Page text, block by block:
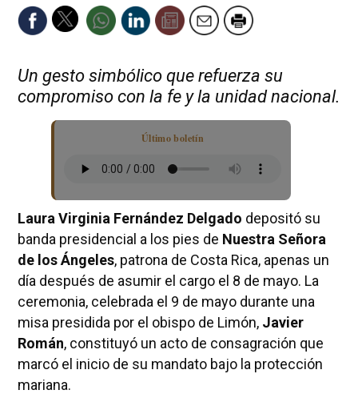
Un gesto simbólico que refuerza su
compromiso con la fe y la unidad nacional.
Último boletín
Laura Virginia Fernández Delgado depositó su
banda presidencial a los pies de Nuestra Señora
de los Ángeles, patrona de Costa Rica, apenas un
día después de asumir el cargo el 8 de mayo. La
ceremonia, celebrada el 9 de mayo durante una
misa presidida por el obispo de Limón, Javier
Román, constituyó un acto de consagración que
marcó el inicio de su mandato bajo la protección
mariana.